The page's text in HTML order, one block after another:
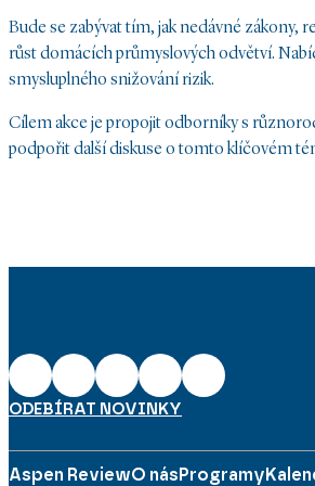
Bude se zabývat tím, jak nedávné zákony,
růst domácích průmyslových odvětví.
smysluplného snižování rizik.
Cílem akce je propojit odborníky s
podpořit další diskuse o tomto klíčovém
ODEBÍRAT NOVINKY
Aspen ReviewO násProgramy